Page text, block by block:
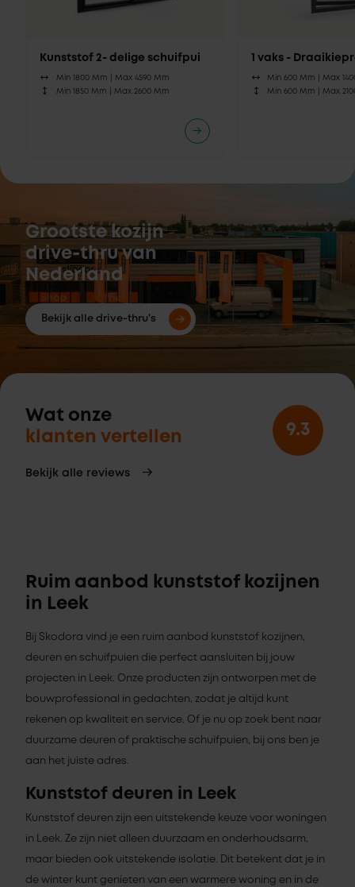
Kunststof 2- delige schuifpui
Min 1800 Mm | Max 4590 Mm
Min 1850 Mm | Max 2600 Mm
1 vaks -
Min 600 Mm |Max
Min 600 Mm |Max
Grootste kozijn
drive-thru van
Nederland
Bekijk alle drive-thru's
Wat onze
klanten vertellen
Bekijk alle reviews
9.3
Ruim aanbod kunststof kozijnen
in Leek
Bij Skodora vind je een ruim aanbod kunststof kozijnen,
deuren en schuifpuien die perfect aansluiten bij jouw
projecten in Leek. Onze producten zijn ontworpen met de
bouwprofessional in gedachten, zodat je altijd kunt
rekenen op kwaliteit en service. Of je nu op zoek bent naar
duurzame deuren of praktische schuifpuien, bij ons ben je
aan het juiste adres.
Kunststof deuren in Leek
Kunststof deuren zijn een uitstekende keuze voor woningen
in Leek. Ze zijn niet alleen duurzaam en onderhoudsarm,
maar bieden ook uitstekende isolatie. Dit betekent dat je in
de winter kunt genieten van een warmere woning en in de